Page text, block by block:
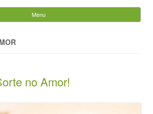
Legramonte
Menu
no Amor!